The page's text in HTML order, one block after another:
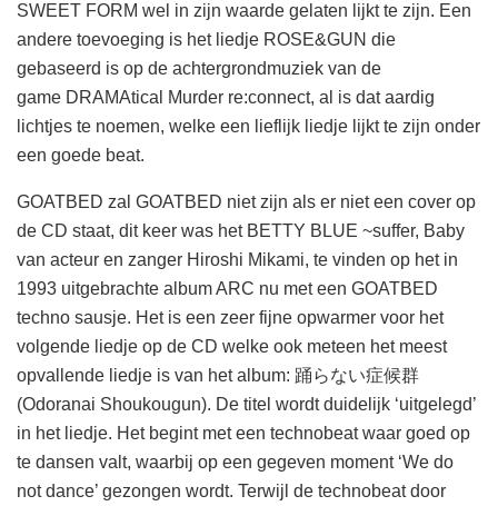
SWEET FORM wel in zijn waarde gelaten lijkt te zijn. Een
andere toevoeging is het liedje ROSE&GUN die
gebaseerd is op de achtergrondmuziek van de
game DRAMAtical Murder re:connect, al is dat aardig
lichtjes te noemen, welke een lieflijk liedje lijkt te zijn onder
een goede beat.
GOATBED zal GOATBED niet zijn als er niet een cover op
de CD staat, dit keer was het BETTY BLUE ~suffer, Baby
van acteur en zanger Hiroshi Mikami, te vinden op het in
1993 uitgebrachte album ARC nu met een GOATBED
techno sausje. Het is een zeer fijne opwarmer voor het
volgende liedje op de CD welke ook meteen het meest
opvallende liedje is van het album: 踊らない症候群
(Odoranai Shoukougun). De titel wordt duidelijk ‘uitgelegd’
in het liedje. Het begint met een technobeat waar goed op
te dansen valt, waarbij op een gegeven moment ‘We do
not dance’ gezongen wordt. Terwijl de technobeat door